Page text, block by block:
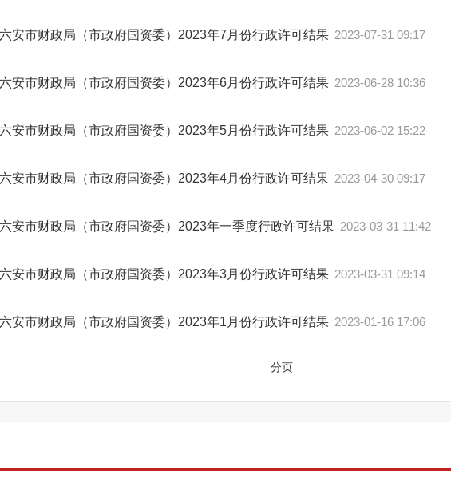
六安市财政局（市政府国资委）2023年7月份行政许可结果 2023-07-31 09:17
六安市财政局（市政府国资委）2023年6月份行政许可结果 2023-06-28 10:36
六安市财政局（市政府国资委）2023年5月份行政许可结果 2023-06-02 15:22
六安市财政局（市政府国资委）2023年4月份行政许可结果 2023-04-30 09:17
六安市财政局（市政府国资委）2023年一季度行政许可结果 2023-03-31 11:42
六安市财政局（市政府国资委）2023年3月份行政许可结果 2023-03-31 09:14
六安市财政局（市政府国资委）2023年1月份行政许可结果 2023-01-16 17:06
分页